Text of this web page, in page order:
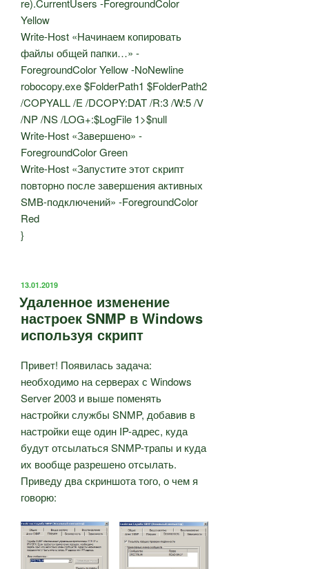
re).CurrentUsers -ForegroundColor
Yellow
Write-Host «Начинаем копировать
файлы общей папки…» -
ForegroundColor Yellow -NoNewline
robocopy.exe $FolderPath1 $FolderPath2
/COPYALL /E /DCOPY:DAT /R:3 /W:5 /V
/NP /NS /LOG+:$LogFile 1>$null
Write-Host «Завершено» -
ForegroundColor Green
Write-Host «Запустите этот скрипт
повторно после завершения активных
SMB-подключений» -ForegroundColor
Red
}
ОПУБЛИКОВАНО
13.01.2019
Удаленное изменение
настроек SNMP в Windows
используя скрипт
Привет! Появилась задача:
необходимо на серверах с Windows
Server 2003 и выше поменять
настройки службы SNMP, добавив в
настройки еще один IP-адрес, куда
будут отсылаться SNMP-трапы и куда
их вообще разрешено отсылать.
Приведу два скриншота того, о чем я
говорю: